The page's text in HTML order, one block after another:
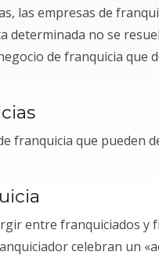
las empresas de
determinada no se
de franquicia que
franquicia que pueden
entre franquiciados y
celebran un